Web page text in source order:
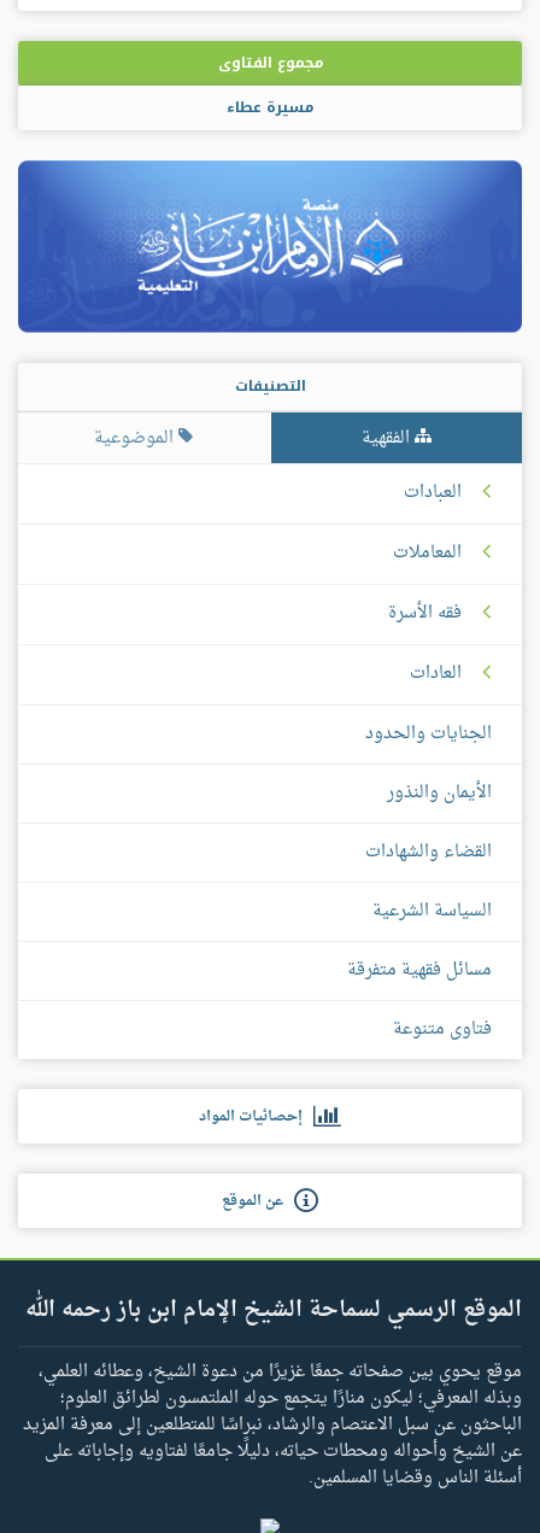
مجموع الفتاوى
مسيرة عطاء
التصنيفات
الفقهية
الموضوعية
العبادات
المعاملات
فقه الأسرة
العادات
الجنايات والحدود
الأيمان والنذور
القضاء والشهادات
السياسة الشرعية
مسائل فقهية متفرقة
فتاوى متنوعة
إحصائيات المواد
عن الموقع
الموقع الرسمي لسماحة الشيخ الإمام ابن باز رحمه الله
موقع يحوي بين صفحاته جمعًا غزيرًا من دعوة الشيخ، وعطائه العلمي،
وبذله المعرفي؛ ليكون منارًا يتجمع حوله الملتمسون لطرائق العلوم؛
الباحثون عن سبل الاعتصام والرشاد، نبراسًا للمتطلعين إلى معرفة المزيد
عن الشيخ وأحواله ومحطات حياته، دليلًا جامعًا لفتاويه وإجاباته على
أسئلة الناس وقضايا المسلمين.